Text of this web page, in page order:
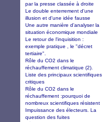
par la presse classée à droite
Le double enterrement d'une
illusion et d'une idée fausse
Une autre manière d'analyser la
situation économique mondiale
Le retour de l'inquisition :
exemple pratique , le "décret
tertiaire".
Rôle du CO2 dans le
réchauffement climatique (2).
Liste des principaux scientifiques
critiques
Rôle du CO2 dans le
réchauffement :pourquoi de
nombreux scientifiques résistent
Impuissance des électeurs. La
question des fuites